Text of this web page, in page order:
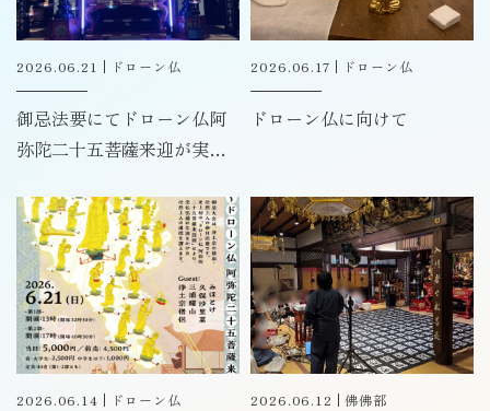
2026.06.21 ドローン仏
御忌法要にてドローン仏阿
弥陀二十五菩薩来迎が実
2026.06.17 ドローン仏
ドローン仏に向けて
2026.06.14 ドローン仏 2026.06.12 佛佛部